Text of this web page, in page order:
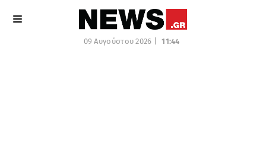
09 Αυγούστου 2026 | 11:44